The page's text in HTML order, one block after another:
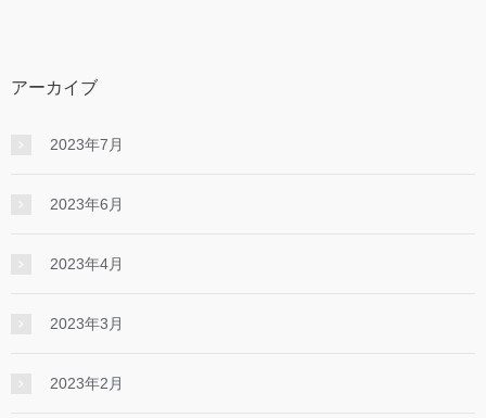
アーカイブ
2023年7月
2023年6月
2023年4月
2023年3月
2023年2月